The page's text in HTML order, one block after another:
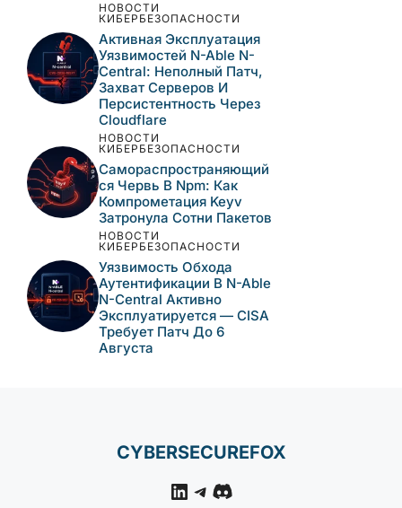
НОВОСТИ
КИБЕРБЕЗОПАСНОСТИ
Активная Эксплуатация
Уязвимостей N-Able N-
Central: Неполный Патч,
Захват Серверов И
Персистентность Через
Cloudflare
НОВОСТИ
КИБЕРБЕЗОПАСНОСТИ
Самораспространяющий
Ся Червь В Npm: Как
Компрометация Keyv
Затронула Сотни Пакетов
НОВОСТИ
КИБЕРБЕЗОПАСНОСТИ
Уязвимость Обхода
Аутентификации В N-Able
N-Central Активно
Эксплуатируется — CISA
Требует Патч До 6
Августа
CYBERSECUREFOX
LinkedIn
Telegram
Discord